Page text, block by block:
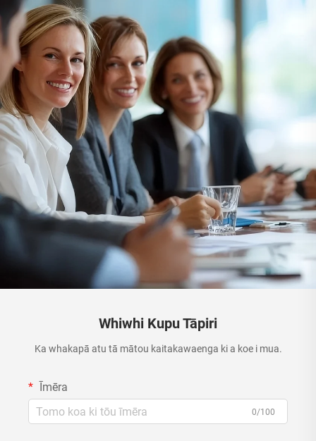
Whiwhi Kupu Tāpiri
Ka whakapā atu tā mātou kaitakawaenga ki a koe i mua.
Īmēra
0/100